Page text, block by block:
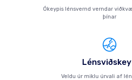
Ókeypis lénsvernd verndar
þínar
Veldu úr miklu úrvali af